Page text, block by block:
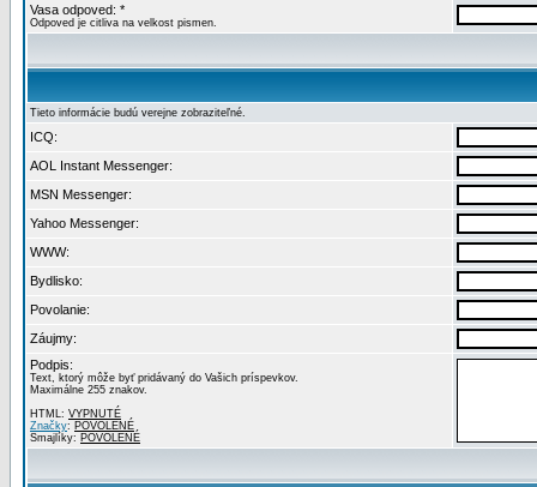
Vasa odpoved: *
Odpoved je citliva na velkost pismen.
Tieto informácie budú verejne zobraziteľné.
ICQ:
AOL Instant Messenger:
MSN Messenger:
Yahoo Messenger:
WWW:
Bydlisko:
Povolanie:
Záujmy:
Podpis:
Text, ktorý môže byť pridávaný do Vašich príspevkov.
Maximálne 255 znakov.
HTML: VYPNUTÉ
Značky: POVOLENÉ
Smajlíky: POVOLENÉ